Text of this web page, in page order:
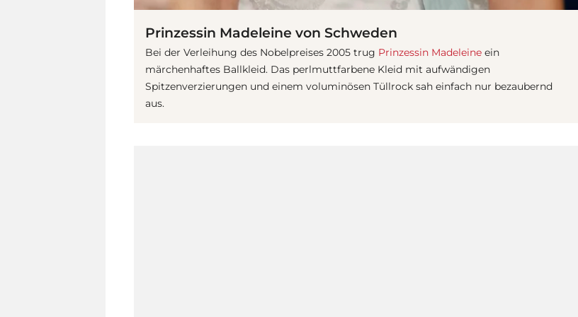
Prinzessin Madeleine von Schweden
Bei der Verleihung des Nobelpreises 2005 trug Prinzessin Madeleine ein
märchenhaftes Ballkleid. Das perlmuttfarbene Kleid mit aufwändigen
Spitzenverzierungen und einem voluminösen Tüllrock sah einfach nur bezaubernd
aus.